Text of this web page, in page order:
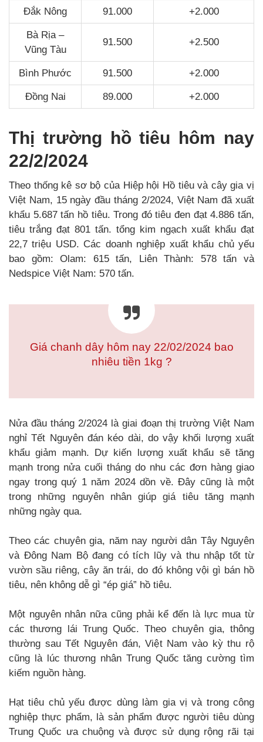
Đắk Nông 91.000 +2.000
Bà Rịa –
Vũng Tàu
91.500 +2.500
Bình Phước 91.500 +2.000
Đồng Nai 89.000 +2.000
Thị trường hồ tiêu hôm nay
22/2/2024
Theo thống kê sơ bộ của Hiệp hội Hồ tiêu và cây gia vị
Việt Nam, 15 ngày đầu tháng 2/2024, Việt Nam đã xuất
khẩu 5.687 tấn hồ tiêu. Trong đó tiêu đen đạt 4.886 tấn,
tiêu trắng đạt 801 tấn. tổng kim ngạch xuất khẩu đạt
22,7 triệu USD. Các doanh nghiệp xuất khẩu chủ yếu
bao gồm: Olam: 615 tấn, Liên Thành: 578 tấn và
Nedspice Việt Nam: 570 tấn.
Giá chanh dây hôm nay 22/02/2024 bao
nhiêu tiền 1kg ?
Nửa đầu tháng 2/2024 là giai đoạn thị trường Việt Nam
nghỉ Tết Nguyên đán kéo dài, do vậy khối lượng xuất
khẩu giảm mạnh. Dự kiến lượng xuất khẩu sẽ tăng
mạnh trong nửa cuối tháng do nhu các đơn hàng giao
ngay trong quý 1 năm 2024 dồn về. Đây cũng là một
trong những nguyên nhân giúp giá tiêu tăng mạnh
những ngày qua.
Theo các chuyên gia, năm nay người dân Tây Nguyên
và Đông Nam Bộ đang có tích lũy và thu nhập tốt từ
vườn sầu riêng, cây ăn trái, do đó không vội gì bán hồ
tiêu, nên không dễ gì “ép giá” hồ tiêu.
Một nguyên nhân nữa cũng phải kể đến là lực mua từ
các thương lái Trung Quốc. Theo chuyên gia, thông
thường sau Tết Nguyên đán, Việt Nam vào kỳ thu rộ
cũng là lúc thương nhân Trung Quốc tăng cường tìm
kiếm nguồn hàng.
Hạt tiêu chủ yếu được dùng làm gia vị và trong công
nghiệp thực phẩm, là sản phẩm được người tiêu dùng
Trung Quốc ưa chuộng và được sử dụng rộng rãi tại